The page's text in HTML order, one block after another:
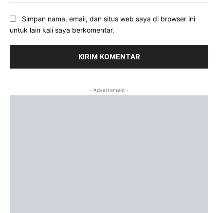
Simpan nama, email, dan situs web saya di browser ini
untuk lain kali saya berkomentar.
- Advertisment -